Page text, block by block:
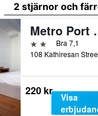
2 stjärnor och
2 stjärnorBra 7,1
220 kr
Visa